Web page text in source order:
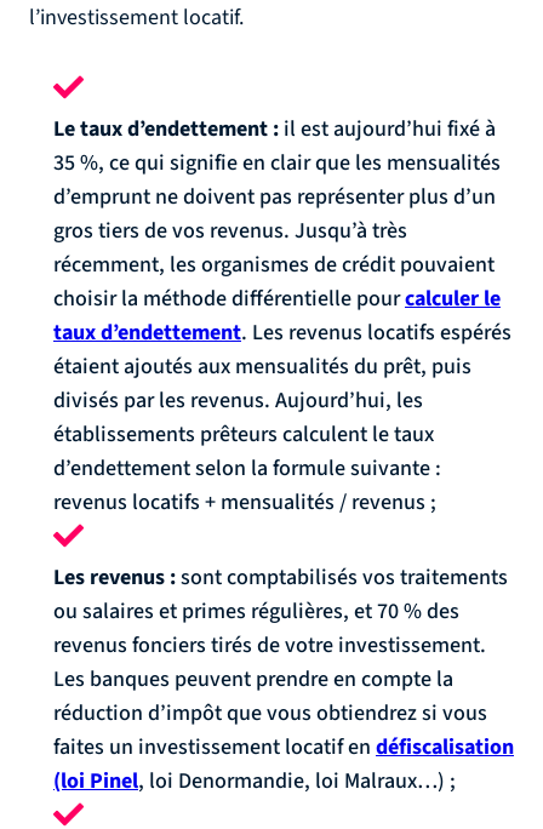
l’investissement locatif.
Le taux d’endettement : il est aujourd’hui fixé à
35 %, ce qui signifie en clair que les mensualités
d’emprunt ne doivent pas représenter plus d’un
gros tiers de vos revenus. Jusqu’à très
récemment, les organismes de crédit pouvaient
choisir la méthode différentielle pourcalculer le
taux d’endettement. Les revenus locatifs espérés
étaient ajoutés aux mensualités du prêt, puis
divisés par les revenus. Aujourd’hui, les
établissements prêteurs calculent le taux
d’endettement selon la formule suivante :
revenus locatifs + mensualités / revenus ;
Les revenus :sont comptabilisés vos traitements
ou salaires et primes régulières, et 70 % des
revenus fonciers tirés de votre investissement.
Les banques peuvent prendre en compte la
réduction d’impôt que vous obtiendrez si vous
faites un investissement locatif en défiscalisation
(loi Pinel, loi Denormandie, loi Malraux…) ;